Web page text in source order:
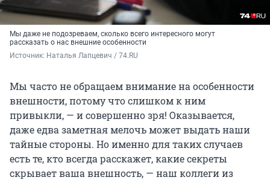
Мы даже не подозреваем, сколько всего интересного могут
рассказать о нас внешние особенности
Источник: Наталья Лапцевич / 74.RU
Мы часто не обращаем внимание на особенности
внешности, потому что слишком к ним
привыкли, — и совершенно зря! Оказывается,
даже едва заметная мелочь может выдать наши
тайные стороны. Но именно для таких случаев
есть те, кто всегда расскажет, какие секреты
скрывает ваша внешность, — наш коллеги из